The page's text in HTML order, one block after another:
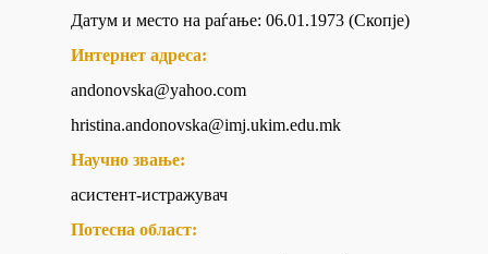
Датум и место на раѓање: 06.01.1973 (Скопје)
Интернет адреса:
andonovska@yahoo.com
hristina.andonovska@imj.ukim.edu.mk
Научно звање:
асистент-истражувач
Потесна област: